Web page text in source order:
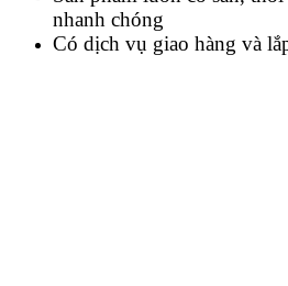
nhanh chóng
Có dịch vụ giao hàng và